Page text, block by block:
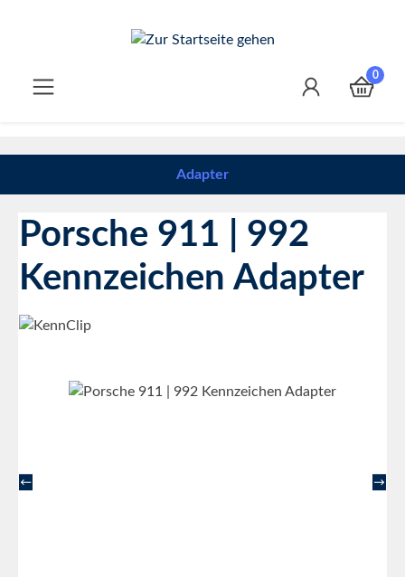
0
Adapter
Porsche 911 | 992
Kennzeichen Adapter
Bildergalerie überspringen